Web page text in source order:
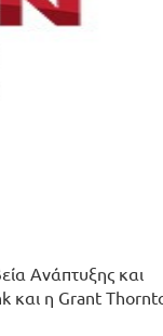
Ανάπτυξης και
και η Grant